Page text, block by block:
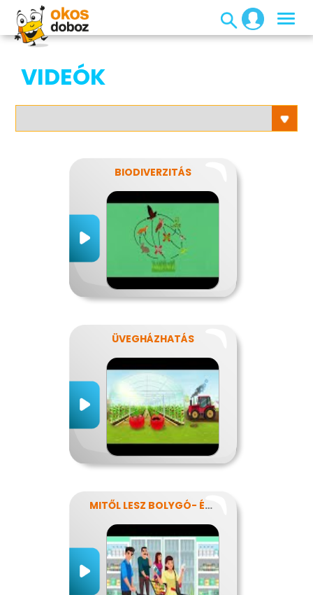
VIDEÓK
BIODIVERZITÁS
ÜVEGHÁZHATÁS
MITŐL LESZ BOLYGÓ- ÉS EGÉSZSÉGTUDATOS IS AZ ÉTRENDEM?